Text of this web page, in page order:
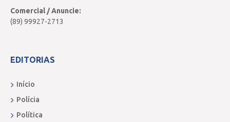
Comercial / Anuncie:
(89) 99927-2713
EDITORIAS
Início
Polícia
Política